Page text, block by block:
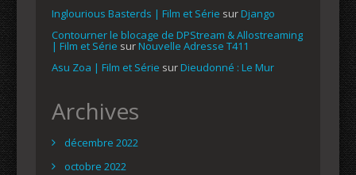
Inglourious Basterds | Film et Série surDjango
Contourner le blocage de DPStream & Allostreaming
| Film et Série surNouvelle Adresse T411
Asu Zoa | Film et Série surDieudonné : Le Mur
Archives
décembre 2022
octobre 2022